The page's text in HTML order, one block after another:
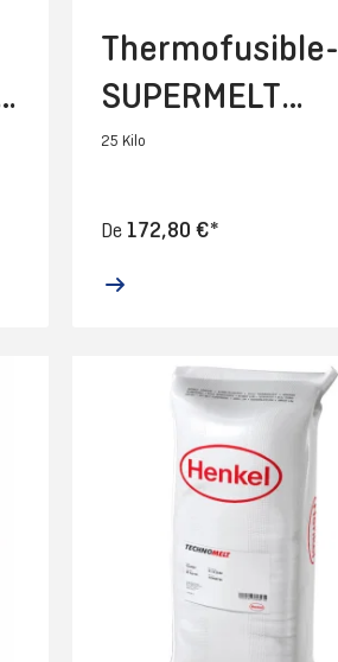
Thermofusible-
SUPERMELT
PROFESSI-25 Kg
25 Kilo
De 172,80 €*